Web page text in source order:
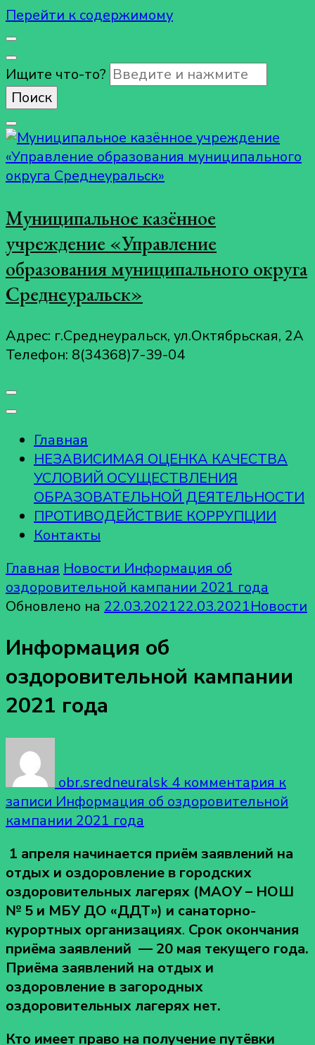
Перейти к содержимому
Ищите что-то?
Муниципальное казённое
учреждение «Управление
образования муниципального округа
Среднеуральск»
Адрес: г.Среднеуральск, ул.Октябрьская, 2А
Телефон: 8(34368)7-39-04
Главная
НЕЗАВИСИМАЯ ОЦЕНКА КАЧЕСТВА
УСЛОВИЙ ОСУЩЕСТВЛЕНИЯ
ОБРАЗОВАТЕЛЬНОЙ ДЕЯТЕЛЬНОСТИ
ПРОТИВОДЕЙСТВИЕ КОРРУПЦИИ
Контакты
Главная Новости Информация об
оздоровительной кампании 2021 года
Обновлено на 22.03.202122.03.2021Новости
Информация об
оздоровительной кампании
2021 года
obr.sredneuralsk 4 комментария к
записи Информация об оздоровительной
кампании 2021 года
1 апреля начинается приём заявлений на
отдых и оздоровление в городских
оздоровительных лагерях (МАОУ – НОШ
№ 5 и МБУ ДО «ДДТ») и санаторно-
курортных организациях. Срок окончания
приёма заявлений — 20 мая текущего года.
Приёма заявлений на отдых и
оздоровление в загородных
оздоровительных лагерях нет.
Кто имеет право на получение путёвки